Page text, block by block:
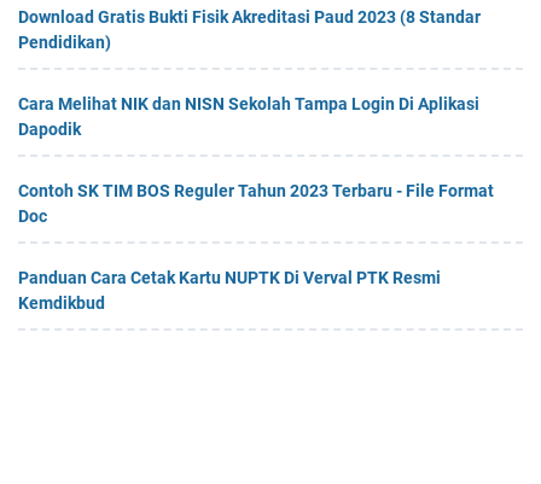
Download Gratis Bukti Fisik Akreditasi Paud 2023 (8 Standar
Pendidikan)
Cara Melihat NIK dan NISN Sekolah Tampa Login Di Aplikasi
Dapodik
Contoh SK TIM BOS Reguler Tahun 2023 Terbaru - File Format
Doc
Panduan Cara Cetak Kartu NUPTK Di Verval PTK Resmi
Kemdikbud